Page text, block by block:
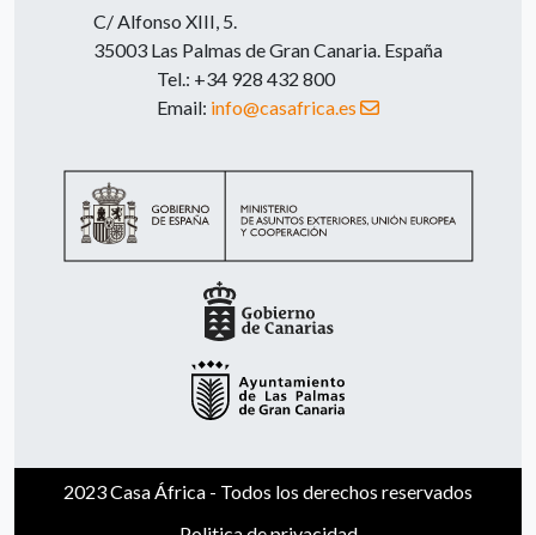
C/ Alfonso XIII, 5.
35003 Las Palmas de Gran Canaria. España
Tel.: +34 928 432 800
Email: info@casafrica.es
2023 Casa África - Todos los derechos reservados